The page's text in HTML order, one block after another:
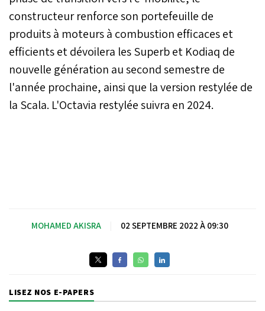
constructeur renforce son portefeuille de
produits à moteurs à combustion efficaces et
efficients et dévoilera les Superb et Kodiaq de
nouvelle génération au second semestre de
l'année prochaine, ainsi que la version restylée de
la Scala. L'Octavia restylée suivra en 2024.
MOHAMED AKISRA 02 SEPTEMBRE 2022 À 09:30
LISEZ NOS E-PAPERS